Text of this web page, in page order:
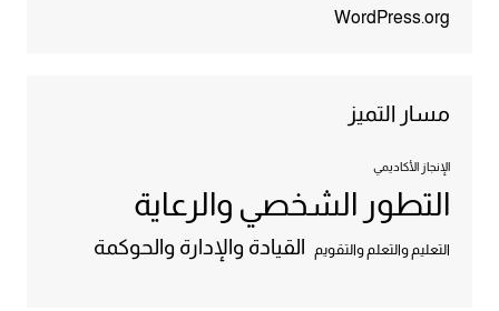
WordPress.org
مسار التميز
الإنجاز الأكاديمي
التطور الشخصي والرعاية
التعليم والتعلم والتقويم القيادة والإدارة والحوكمة